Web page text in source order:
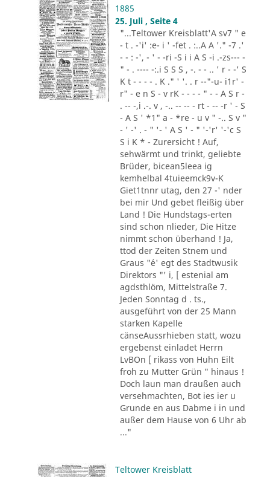
1885
25. Juli , Seite 4
"...Teltower Kreisblatt'A sv7 " e
- t . -'i' :e- i ' -fet . :..A A '." -7 .'
- - : -', - ' - -ri -S i i A S -i .-zs--- -
" - . ---- -:.i S S S , -. - - .. ' r - -' S
K t - - - - . K ." ' '. . r --"-u- i1r' -
r" - e n S - v rK - - - - " - - A S r -
. -- -,i .-. v , -.. -- -- - rt - -- -r ' - S
- A S ' *1" a - *re - u v " -.. S v "
- ' -' . - " '- ' A S ' - " '-'r' '-'c S
S i K * - Zurersicht ! Auf,
sehwärmt und trinkt, geliebte
Brüder, bicean5leea ig
kemhelbal 4tuieemck9v-K
Giet1tnnr utag, den 27 -' nder
bei mir Und gebet fleißig über
Land ! Die Hundstags-erten
sind schon nlieder, Die Hitze
nimmt schon überhand ! Ja,
ttod der Zeiten Stnem und
Graus "´e' egt des Stadtwusik
Direktors "' i, [ estenial am
agdsthlöm, Mittelstraße 7.
Jeden Sonntag d . ts.,
ausgeführt von der 25 Mann
starken Kapelle
cänseAussrhieben statt, wozu
ergebenst einladet Herrn
LvBOn [ rikass von Huhn Eilt
froh zu Mutter Grün " hinaus !
Doch laun man draußen auch
versehmachten, Bot ies ier u
Grunde en aus Dabme i in und
außer dem Hause von 6 Uhr ab
..."
Teltower Kreisblatt